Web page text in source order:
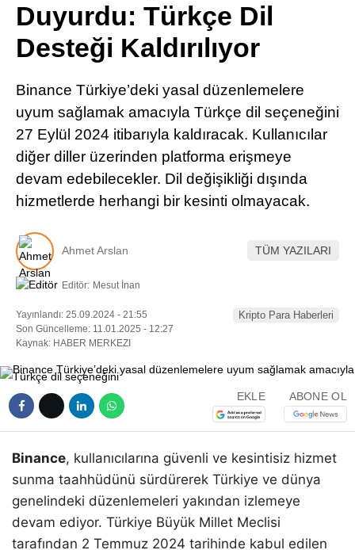
TikTok
LinkedIn
Telegram
Duyurdu: Türkçe Dil
Desteği Kaldırılıyor
Binance Türkiye’deki yasal düzenlemelere
uyum sağlamak amacıyla Türkçe dil seçeneğini
27 Eylül 2024 itibarıyla kaldıracak. Kullanıcılar
diğer diller üzerinden platforma erişmeye
devam edebilecekler. Dil değişikliği dışında
hizmetlerde herhangi bir kesinti olmayacak.
Ahmet Arslan TÜM YAZILARI
Editör: Mesut İnan
Yayınlandı: 25.09.2024 - 21:55
Son Güncelleme: 11.01.2025 - 12:27
Kaynak: HABER MERKEZI
Kripto Para Haberleri
EKLE ABONE OL
Binance, kullanıcılarına güvenli ve kesintisiz hizmet
sunma taahhüdünü sürdürerek Türkiye ve dünya
genelindeki düzenlemeleri yakından izlemeye
devam ediyor. Türkiye Büyük Millet Meclisi
tarafından 2 Temmuz 2024 tarihinde kabul edilen